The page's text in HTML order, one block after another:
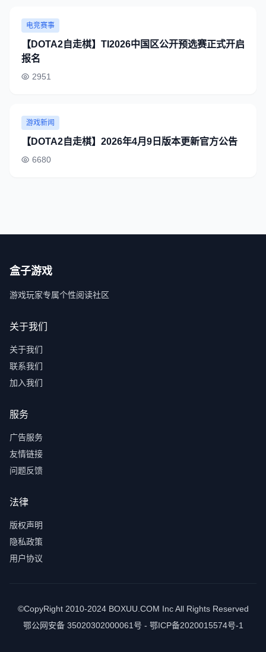
电竞赛事
【DOTA2自走棋】TI2026中国区公开预选赛正式开启
报名
2951
游戏新闻
【DOTA2自走棋】2026年4月9日版本更新官方公告
6680
盒子游戏
游戏玩家专属个性阅读社区
关于我们
关于我们
联系我们
加入我们
服务
广告服务
友情链接
问题反馈
法律
版权声明
隐私政策
用户协议
©CopyRight 2010-2024 BOXUU.COM Inc All Rights Reserved
鄂公网安备 35020302000061号 - 鄂ICP备2020015574号-1